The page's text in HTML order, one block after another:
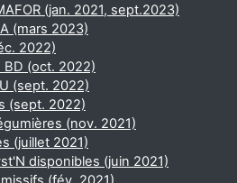
(jan. 2021, sept.2023)
(mars 2023)
2022)
BD (oct. 2022)
(sept. 2022)
(sept. 2022)
(nov. 2021)
(juillet 2021)
disponibles (juin 2021)